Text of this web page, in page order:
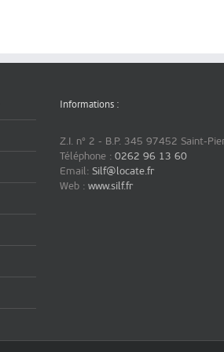
Informations :
Z.I. n° 2 - B.P. 345 97452 Saint-
Téléphone : 0262 96 13 60
Email: Silf@locate.fr
Web : www.silf.fr